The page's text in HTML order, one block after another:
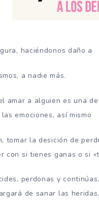
haciéndonos daño a
a nadie más.
amar a alguien es una
emociones, así mismo
tomar la desición de
con si tienes ganas o si
perdonas y
de sanar las heridas,